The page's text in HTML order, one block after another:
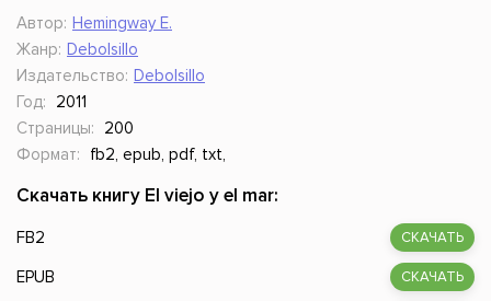
Автор: Hemingway E.
Жанр: Debolsillo
Издательство: Debolsillo
Год:
2011
Страницы:
200
Формат:
fb2, epub, pdf, txt,
Скачать книгу El viejo y el mar:
FB2 СКАЧАТЬ
EPUB СКАЧАТЬ